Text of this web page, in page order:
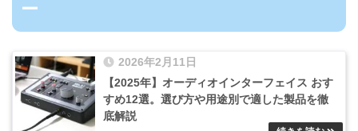
ー
2026年2月11日
【2025年】オーディオインターフェイス おす
すめ12選。選び方や用途別で適した製品を徹
底解説